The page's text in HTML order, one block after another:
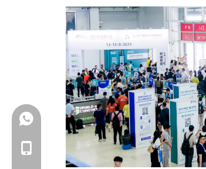
+86-18150503129
+86-18150503129